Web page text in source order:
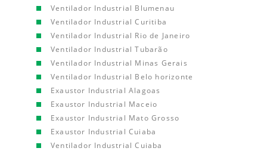
Ventilador Industrial Blumenau
Ventilador Industrial Curitiba
Ventilador Industrial Rio de Janeiro
Ventilador Industrial Tubarão
Ventilador Industrial Minas Gerais
Ventilador Industrial Belo horizonte
Exaustor Industrial Alagoas
Exaustor Industrial Maceio
Exaustor Industrial Mato Grosso
Exaustor Industrial Cuiaba
Ventilador Industrial Cuiaba